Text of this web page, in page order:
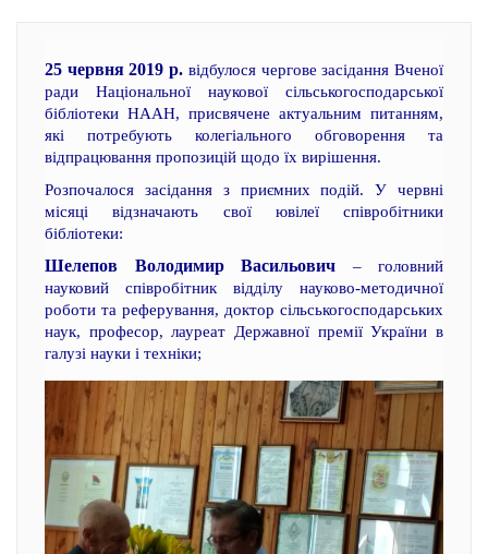
25 червня 2019 р. відбулося чергове засідання Вченої
ради Національної наукової сільськогосподарської
бібліотеки НААН, присвячене актуальним питанням,
які потребують колегіального обговорення та
відпрацювання пропозицій щодо їх вирішення.
Розпочалося засідання з приємних подій. У червні
місяці відзначають свої ювілеї співробітники
бібліотеки:
Шелепов Володимир Васильович – головний
науковий співробітник відділу науково-методичної
роботи та реферування, доктор сільськогосподарських
наук, професор, лауреат Державної премії України в
галузі науки і техніки;